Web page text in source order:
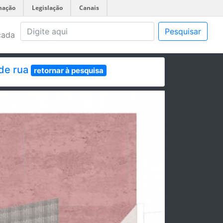
Legislação Canais
Pesquisar
rua retornar à pesquisa